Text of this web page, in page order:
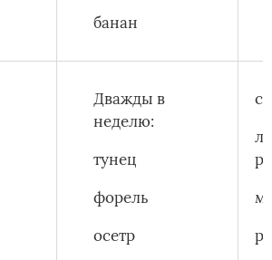
банан
Дважды в
неделю:
тунец
форель
осетр